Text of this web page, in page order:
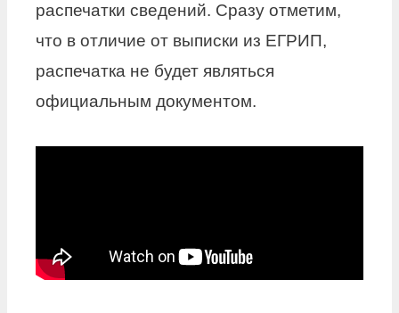
распечатки сведений. Сразу отметим,
что в отличие от выписки из ЕГРИП,
распечатка не будет являться
официальным документом.